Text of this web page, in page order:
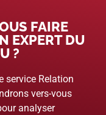
FAIRE
EXPERT DU
?
service Relation
vers-vous
analyser